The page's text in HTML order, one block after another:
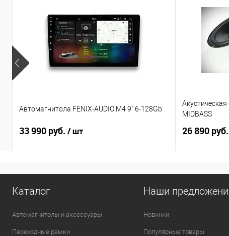
Автомагнитола FENIX-AUDIO M4 9" 6-128Gb
33 990 руб. / шт
Акустическая
MIDBASS
26 890 руб.
Каталог
Автомагнитолы и аксессуары
Переходные рамки
Наши
Новинки
Популярные товары